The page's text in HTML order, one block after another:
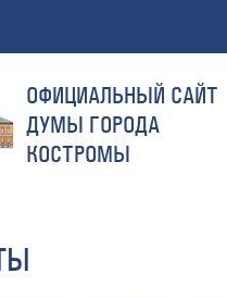
ОФИЦИАЛЬНЫЙ САЙТ
ДУМЫ ГОРОДА
КОСТРОМЫ